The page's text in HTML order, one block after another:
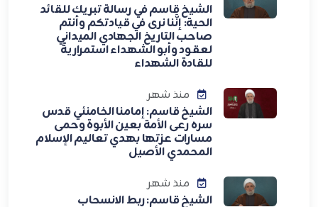
الشيخ قاسم في رسالة تبريك للقائد
الحية: إنَّنا نرى في قيادتكم وأنتم
صاحب التاريخ الجهادي الميداني
لعقود وأبو الشهداء استمراريةً
للقادة الشهداء
منذ شهر
الشيخ قاسم: إمامنا الخامنئي قدس
سره رعى الأمة بعين الأبوة وحمى
مسارات عزتها بهدي تعاليم الإسلام
المحمدي الأصيل
منذ شهر
الشيخ قاسم: ربط الانسحاب